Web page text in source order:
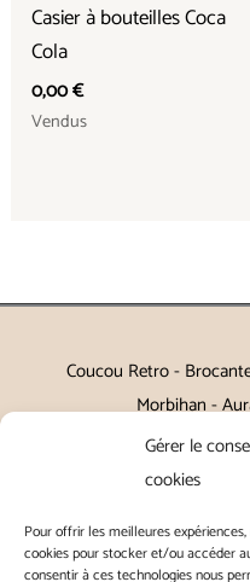
Gérer le
cookies
Pour offrir les meilleures
cookies pour stocker et/ou accéder
consentir à ces technologies nous
Casier à bouteilles Coca
Cola
0,00€
Vendus
Coucou Retro -
Morbihan -
Petits meubles,